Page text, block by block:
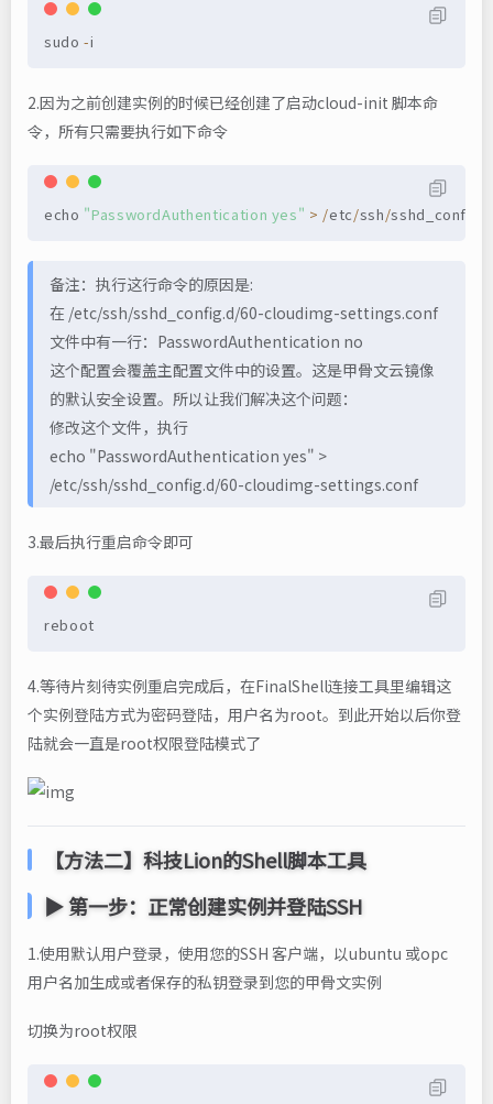
sudo -i
2.因为之前创建实例的时候已经创建了启动cloud-init 脚本命
令，所有只需要执行如下命令
echo "PasswordAuthentication yes" > /etc/ssh/sshd_config
备注：执行这行命令的原因是:
在 /etc/ssh/sshd_config.d/60-cloudimg-settings.conf
文件中有一行：PasswordAuthentication no
这个配置会覆盖主配置文件中的设置。这是甲骨文云镜像
的默认安全设置。所以让我们解决这个问题：
修改这个文件，执行
echo "PasswordAuthentication yes" >
/etc/ssh/sshd_config.d/60-cloudimg-settings.conf
3.最后执行重启命令即可
reboot
4.等待片刻待实例重启完成后，在FinalShell连接工具里编辑这
个实例登陆方式为密码登陆，用户名为root。到此开始以后你登
陆就会一直是root权限登陆模式了
【方法二】科技Lion的Shell脚本工具
▶ 第一步：正常创建实例并登陆SSH
1.使用默认用户登录，使用您的SSH 客户端，以ubuntu 或opc
用户名加生成或者保存的私钥登录到您的甲骨文实例
切换为root权限